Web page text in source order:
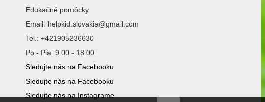
Edukačné pomôcky
Email: helpkid.slovakia@gmail.com
Tel.: +421905236630
Po - Pia: 9:00 - 18:00
Sledujte nás na Facebooku
Sledujte nás na Facebooku
Sledujte nás na Instagrame